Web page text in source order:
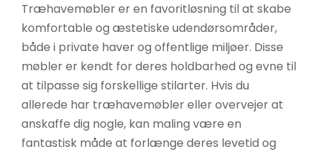
Træhavemøbler er en favoritløsning til at skabe
komfortable og æstetiske udendørsområder,
både i private haver og offentlige miljøer. Disse
møbler er kendt for deres holdbarhed og evne til
at tilpasse sig forskellige stilarter. Hvis du
allerede har træhavemøbler eller overvejer at
anskaffe dig nogle, kan maling være en
fantastisk måde at forlænge deres levetid og
for at se
personligt
tilpasset
indhold og
tilbud.